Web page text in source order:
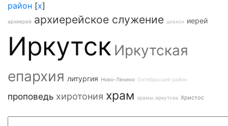
район [x]
архиерей архиерейское служение диакон иерей
Иркутск Иркутская
епархия литургия Ново-Ленино Октябрьский район
проповедь хиротония храм храмы иркутска Христос